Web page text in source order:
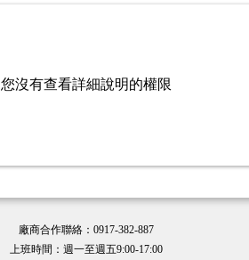
您沒有查看詳細說明的權限
廠商合作聯絡：0917-382-887
上班時間：週一至週五9:00-17:00